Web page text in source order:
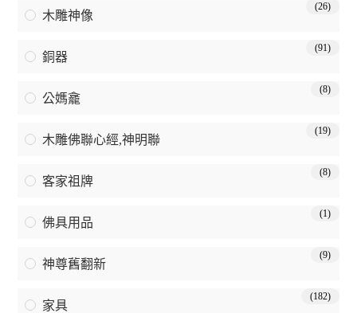
木雕神像
(26)
銅器
(91)
公媽龕
(8)
木雕佛聯心經,神明聯
(19)
客家祖牌
(8)
佛具用品
(1)
神尊舊翻新
(9)
家具
(182)